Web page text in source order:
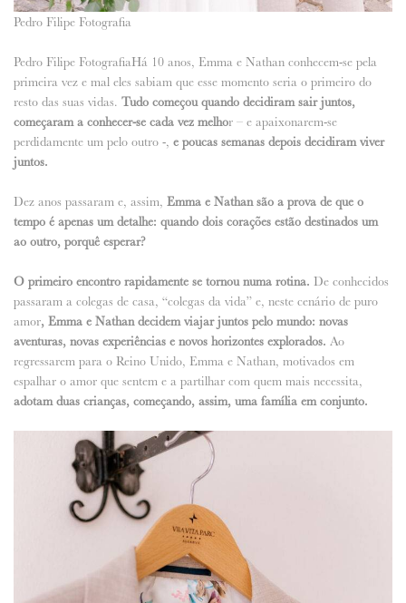
Pedro Filipe Fotografia
Pedro Filipe FotografiaHá 10 anos, Emma e Nathan conhecem-se pela
primeira vez e mal eles sabiam que esse momento seria o primeiro do
resto das suas vidas. Tudo começou quando decidiram sair juntos,
começaram a conhecer-se cada vez melhor – e apaixonarem-se
perdidamente um pelo outro -, e poucas semanas depois decidiram viver
juntos.
Dez anos passaram e, assim, Emma e Nathan são a prova de que o
tempo é apenas um detalhe: quando dois corações estão destinados um
ao outro, porquê esperar?
O primeiro encontro rapidamente se tornou numa rotina. De conhecidos
passaram a colegas de casa, “colegas da vida” e, neste cenário de puro
amor, Emma e Nathan decidem viajar juntos pelo mundo: novas
aventuras, novas experiências e novos horizontes explorados. Ao
regressarem para o Reino Unido, Emma e Nathan, motivados em
espalhar o amor que sentem e a partilhar com quem mais necessita,
adotam duas crianças, começando, assim, uma família em conjunto.